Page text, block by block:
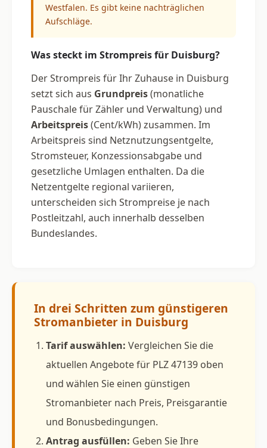
Westfalen. Es gibt keine nachträglichen
Aufschläge.
Was steckt im Strompreis für Duisburg?
Der Strompreis für Ihr Zuhause in Duisburg
setzt sich aus Grundpreis(monatliche
Pauschale für Zähler und Verwaltung) und
Arbeitspreis(Cent/kWh) zusammen. Im
Arbeitspreis sind Netznutzungsentgelte,
Stromsteuer, Konzessionsabgabe und
gesetzliche Umlagen enthalten. Da die
Netzentgelte regional variieren,
unterscheiden sich Strompreise je nach
Postleitzahl, auch innerhalb desselben
Bundeslandes.
In drei Schritten zum günstigeren
Stromanbieter in Duisburg
Tarif auswählen: Vergleichen Sie die
aktuellen Angebote für PLZ 47139 oben
und wählen Sie einen günstigen
Stromanbieter nach Preis, Preisgarantie
und Bonusbedingungen.
Antrag ausfüllen: Geben Sie Ihre